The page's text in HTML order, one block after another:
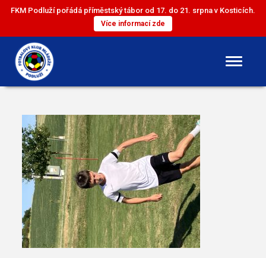
FKM Podluží pořádá příměstský tábor od 17. do 21. srpna v Kosticích.
Více informací zde
ST. ŽÁCI
ML. ŽÁCI
ST. PŘÍPRAVKA
ML. PŘÍPRAVKA